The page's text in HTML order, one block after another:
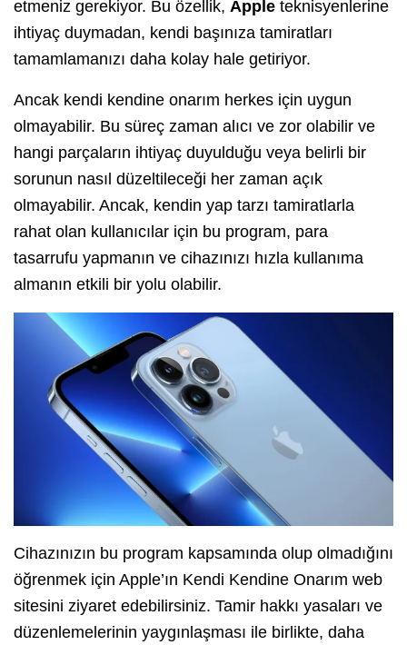
etmeniz gerekiyor. Bu özellik, Apple teknisyenlerine
ihtiyaç duymadan, kendi başınıza tamiratları
tamamlamanızı daha kolay hale getiriyor.
Ancak kendi kendine onarım herkes için uygun
olmayabilir. Bu süreç zaman alıcı ve zor olabilir ve
hangi parçaların ihtiyaç duyulduğu veya belirli bir
sorunun nasıl düzeltileceği her zaman açık
olmayabilir. Ancak, kendin yap tarzı tamiratlarla
rahat olan kullanıcılar için bu program, para
tasarrufu yapmanın ve cihazınızı hızla kullanıma
almanın etkili bir yolu olabilir.
Cihazınızın bu program kapsamında olup olmadığını
öğrenmek için Apple’ın Kendi Kendine Onarım web
sitesini ziyaret edebilirsiniz. Tamir hakkı yasaları ve
düzenlemelerinin yaygınlaşması ile birlikte, daha